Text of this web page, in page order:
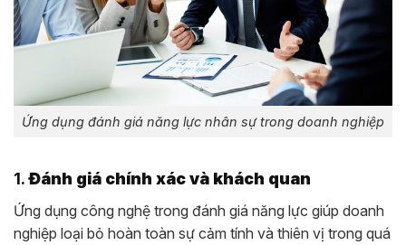
Ứng dụng đánh giá năng lực nhân sự trong doanh nghiệp
1.Đánh giá chính xác và khách quan
Ứng dụng công nghệ trong đánh giá năng lực giúp doanh
nghiệp loại bỏ hoàn toàn sự cảm tính và thiên vị trong quá